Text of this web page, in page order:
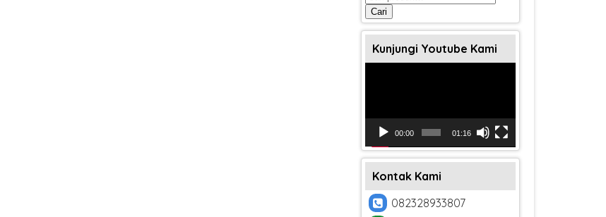
untuk:
Cari
Kunjungi Youtube Kami
00:00 01:16
Kontak Kami
082328933807